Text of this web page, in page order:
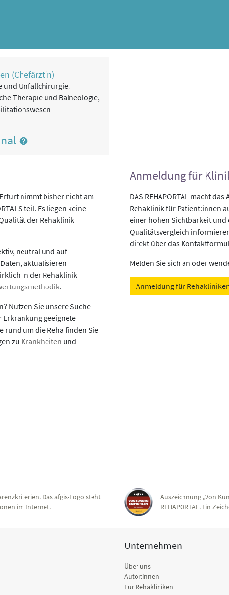
(Chefärztin)
und Unfallchirurgie,
Therapie und Balneologie,
nimmt bisher nicht am
teil. Es liegen keine
der Rehaklinik
neutral und auf
aktualisieren
in der Rehaklinik
.
Nutzen Sie unsere Suche
Erkrankung geeignete
rund um die Reha finden Sie
zu Krankheiten und
Anmeldung für
DAS REHAPORTAL macht
Rehaklinik für Patient:innen
einer hohen Sichtbarkeit
Qualitätsvergleich
direkt über das
Melden Sie sich an oder
Anmeldung für Rehakliniken
Das afgis-Logo steht
im Internet.
Auszeichnung „Von
REHAPORTAL. Ein
Unternehmen
Über uns
Autor:innen
Für Rehakliniken